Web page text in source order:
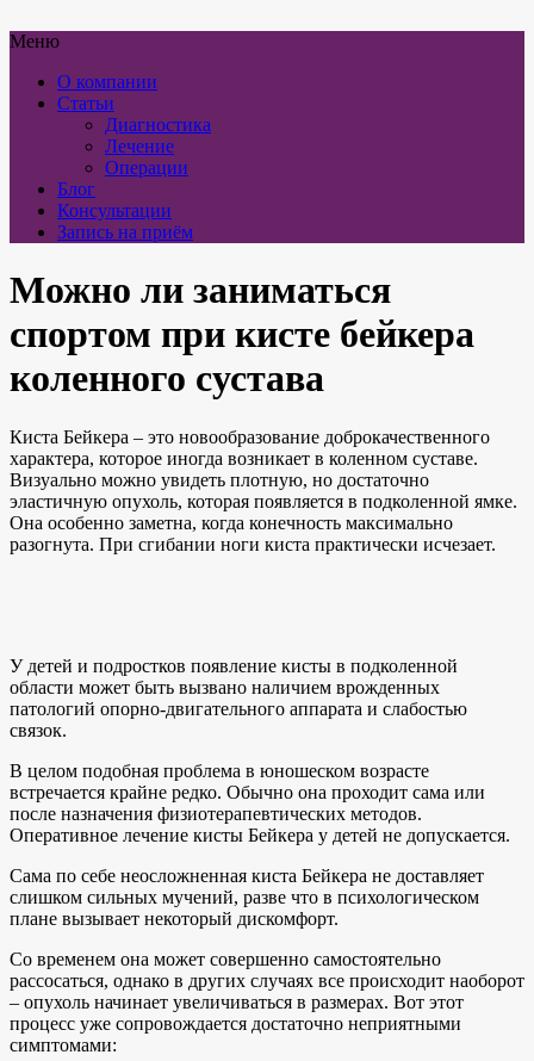
Меню
О компании
Статьи
Диагностика
Лечение
Операции
Блог
Консультации
Запись на приём
Можно ли заниматься
спортом при кисте бейкера
коленного сустава
Киста Бейкера – это новообразование доброкачественного
характера, которое иногда возникает в коленном суставе.
Визуально можно увидеть плотную, но достаточно
эластичную опухоль, которая появляется в подколенной ямке.
Она особенно заметна, когда конечность максимально
разогнута. При сгибании ноги киста практически исчезает.
У детей и подростков появление кисты в подколенной
области может быть вызвано наличием врожденных
патологий опорно-двигательного аппарата и слабостью
связок.
В целом подобная проблема в юношеском возрасте
встречается крайне редко. Обычно она проходит сама или
после назначения физиотерапевтических методов.
Оперативное лечение кисты Бейкера у детей не допускается.
Сама по себе неосложненная киста Бейкера не доставляет
слишком сильных мучений, разве что в психологическом
плане вызывает некоторый дискомфорт.
Со временем она может совершенно самостоятельно
рассосаться, однако в других случаях все происходит наоборот
– опухоль начинает увеличиваться в размерах. Вот этот
процесс уже сопровождается достаточно неприятными
симптомами: